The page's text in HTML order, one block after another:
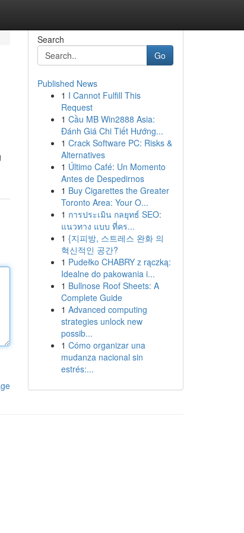
Search
Go
Published News
1 I Cannot Fulfill This
Request
1 Cầu MB Win2888 Asia:
Đánh Giá Chi Tiết Hướng...
1 Crack Software PC: Risks &
Alternatives
1 Último Café: Un Momento
Antes de Despedirnos
1 Buy Cigarettes the Greater
Toronto Area: Your O...
1 การประเมิน กลยุทธ์ SEO:
แนวทาง แบบ ที่คร...
1 {지피방, 스트레스 완화 의
혁신적인 공간?
1 Pudełko CHABRY z rączką:
Idealne do pakowania i...
1 Bullnose Roof Sheets: A
Complete Guide
1 Advanced computing
strategies unlock new
possib...
1 Cómo organizar una
mudanza nacional sin
estrés:...